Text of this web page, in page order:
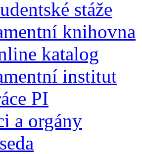
stáže
knihovna
katalog
institut
PI
a orgány